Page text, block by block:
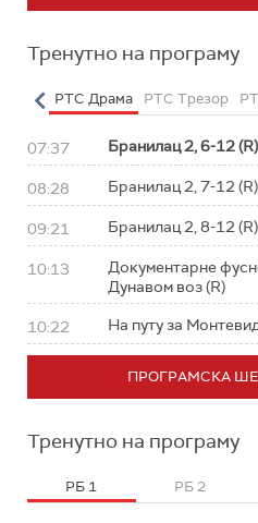
Тренутно на програму
РТС Драма РТС Трезор
07:37 Бранилац 2, 6-12 (R)
08:28 Бранилац 2, 7-12 (R)
09:21 Бранилац 2, 8-12 (R)
10:13
Документарне
Дунавом воз (R)
10:22 На путу за
ПРОГРАМСКА
Тренутно на програму
РБ 1 РБ 2